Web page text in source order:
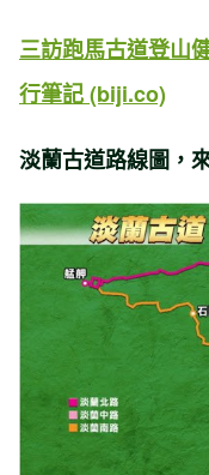
三訪跑馬古道登山
行筆記 (biji.co)
淡蘭古道路線圖，